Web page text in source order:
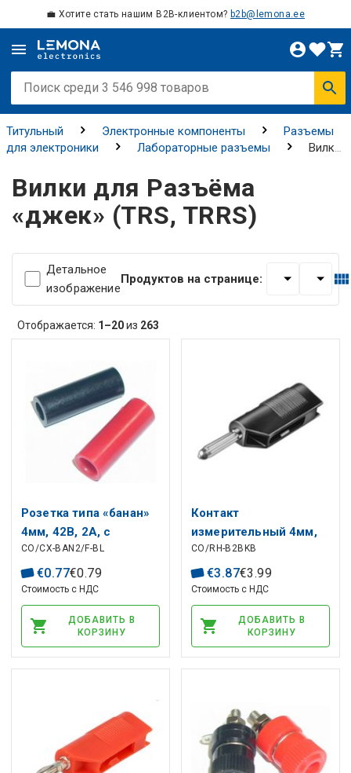
💼 Хотите стать нашим B2B-клиентом? b2b@lemona.ee
Титульный Электронные компоненты
Разъемы
для электроники
Лабораторные разъемы
Вилки
Вилки для Разъёма
«джек» (TRS, TRRS)
Детальное
изображение
Продуктов на странице:
Отображается: 1–20из 263
Розетка типа «банан»
4мм, 42В, 2А, с
винтовым разъемом,
крепление на провод,
черная
CO/CX-BAN2/F-BL
€0.77€0.79
Стоимость с НДС
ДОБАВИТЬ В
КОРЗИНУ
Контакт
измерительный 4мм,
60В, 10А, черный
CO/RH-B2BKB
€3.87€3 .99
Стоимость с НДС
ДОБАВИТЬ В
КОРЗИНУ